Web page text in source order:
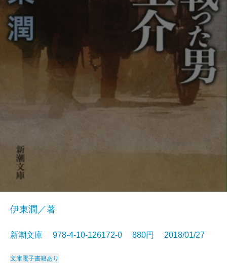
伊東潤／著
新潮文庫 978-4-10-126172-0 880円 2018/01/27
文庫電子書籍あり